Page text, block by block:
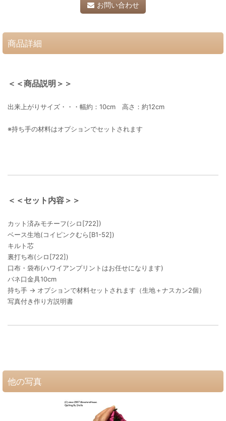
お問い合わせ
商品詳細
＜＜商品説明＞＞
出来上がりサイズ・・・幅約：10cm 高さ：約12cm
※持ち手の材料はオプションでセットされます
＜＜セット内容＞＞
カット済みモチーフ(シロ[722])
ベース生地(コイピンクむら[B1-52])
キルト芯
裏打ち布(シロ[722])
口布・袋布(ハワイアンプリントはお任せになります)
バネ口金具10cm
持ち手 → オプションで材料セットされます（生地＋ナスカン2個）
写真付き作り方説明書
他の写真